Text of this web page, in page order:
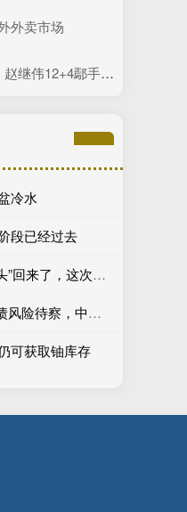
外卖市场
北控新后场双枪合砍41分
冷水
段已经过去
牛跟投 2008年狂赚900%的“大空头”回来了，这次他瞄准了美国保险公司，甚至包括伯克希尔......
城中投资 伯纳姆接任英国首相英债风险待察，中国AI资产持续领涨，美国积极保障关键矿产---0624宏观脱水
可获取铀库存